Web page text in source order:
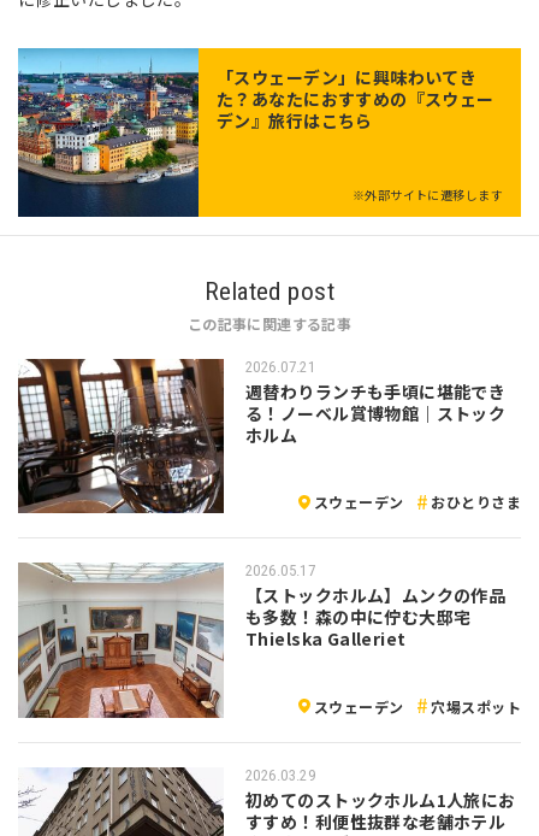
「スウェーデン 」に興味わいてき
た？あなたにおすすめの『スウェー
デン』旅行はこちら
※外部サイトに遷移します
Related post
この記事に関連する記事
2026.07.21
週替わりランチも手頃に堪能でき
る！ノーベル賞博物館｜ストック
ホルム
スウェーデン おひとりさま
2026.05.17
【ストックホルム】ムンクの作品
も多数！森の中に佇む大邸宅
Thielska Galleriet
スウェーデン 穴場スポット
2026.03.29
初めてのストックホルム1人旅にお
すすめ！利便性抜群な老舗ホテル